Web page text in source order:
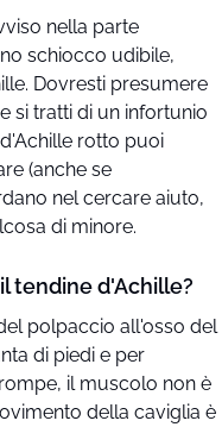
nella parte
schiocco udibile,
Dovresti presumere
si tratti di un infortunio
rotto puoi
(anche se
nel cercare aiuto,
di minore.
tendine d'Achille?
polpaccio all'osso del
di piedi e per
il muscolo non è
della caviglia è